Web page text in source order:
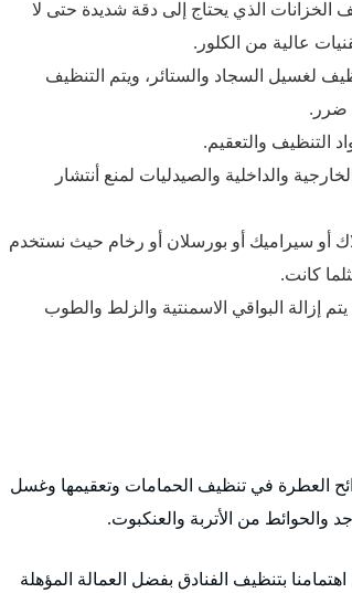
الذي يحتاج إلى دقة شديدة حتى لا
عالية من الكلور.
لغسيل السجاد والستائر، ويتم التنظيف
ضرر.
التنظيف والتعقيم.
والداخلية والصيدليات لمنع أنتشار
أو سيراميك أو بورسلان أو رخام حيث نستخدم
كانت.
إزالة البواقي الاسمنتية والزلط والطوب
العطرة في تنظيف الحمامات وتعقيمها وغسل
والحوائط من الأتربة والعنكبوت.
بتنظيف الفنادق بفضل العمالة المؤهلة